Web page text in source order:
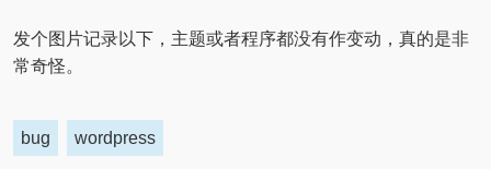
发个图片记录以下，主题或者程序都没有作变动，真的是非
常奇怪。
bug wordpress